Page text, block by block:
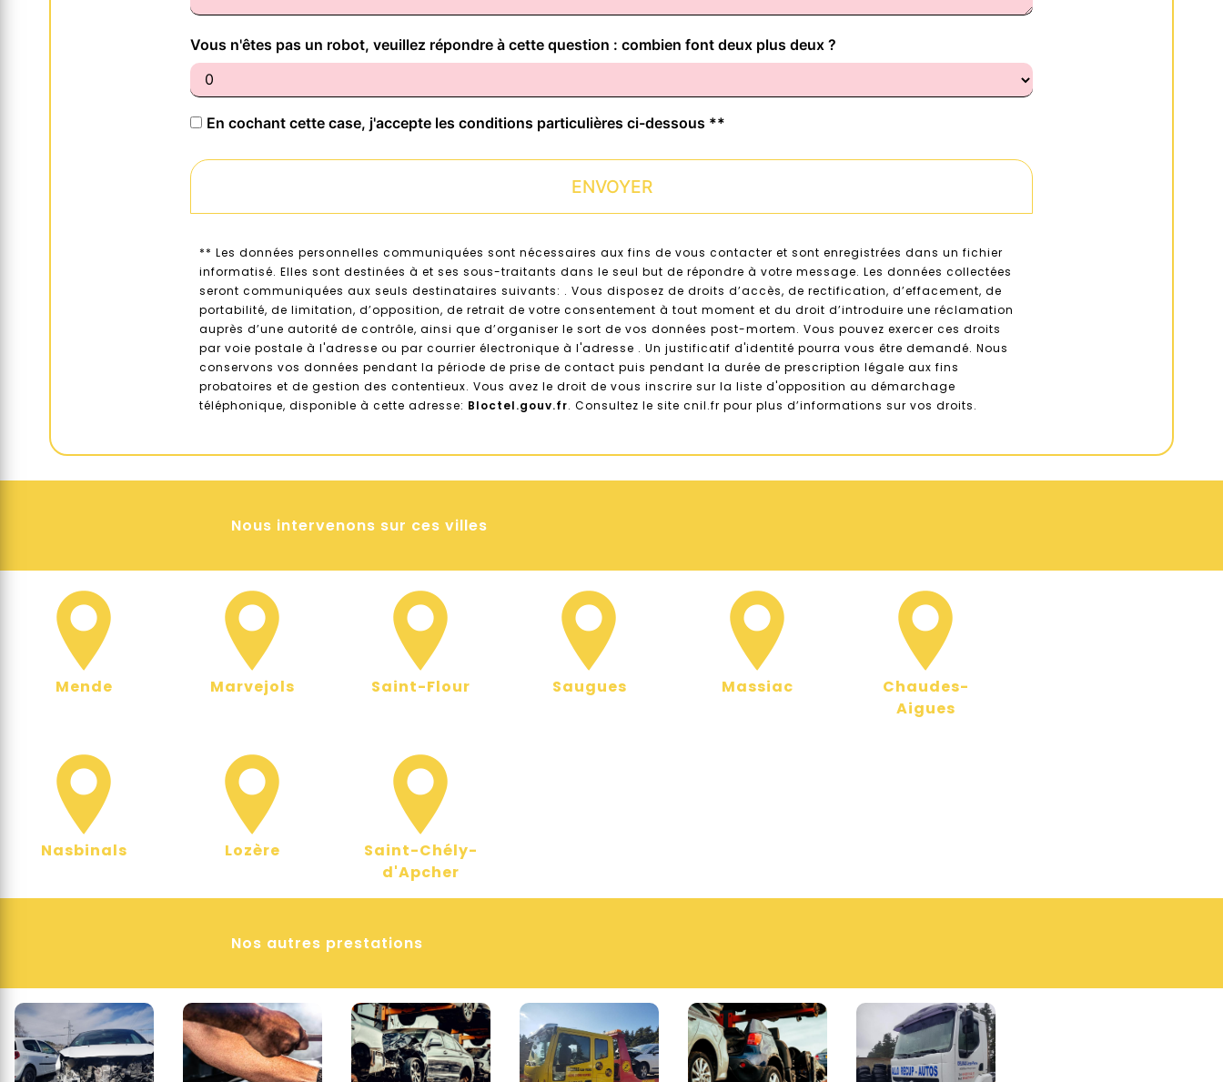
Vous n'êtes pas un robot, veuillez répondre à cette question : combien font deux plus deux ?
En cochant cette case, j'accepte les conditions particulières ci-dessous **
ENVOYER
** Les données personnelles communiquées sont nécessaires aux fins de vous contacter et sont enregistrées dans un fichier
informatisé. Elles sont destinées à et ses sous-traitants dans le seul but de répondre à votre message. Les données collectées
seront communiquées aux seuls destinataires suivants: . Vous disposez de droits d’accès, de rectification, d’effacement, de
portabilité, de limitation, d’opposition, de retrait de votre consentement à tout moment et du droit d’introduire une réclamation
auprès d’une autorité de contrôle, ainsi que d’organiser le sort de vos données post-mortem. Vous pouvez exercer ces droits
par voie postale à l'adresse ou par courrier électronique à l'adresse . Un justificatif d'identité pourra vous être demandé. Nous
conservons vos données pendant la période de prise de contact puis pendant la durée de prescription légale aux fins
probatoires et de gestion des contentieux. Vous avez le droit de vous inscrire sur la liste d'opposition au démarchage
téléphonique, disponible à cette adresse: Bloctel.gouv.fr. Consultez le site cnil.fr pour plus d’informations sur vos droits.
Nous intervenons sur ces villes
Mende Marvejols Saint-Flour Saugues Massiac
Chaudes-
Aigues
Nasbinals Lozère
Saint-Chély-
d'Apcher
Nos autres prestations